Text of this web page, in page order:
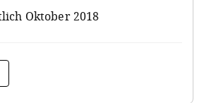
Oktober 2018